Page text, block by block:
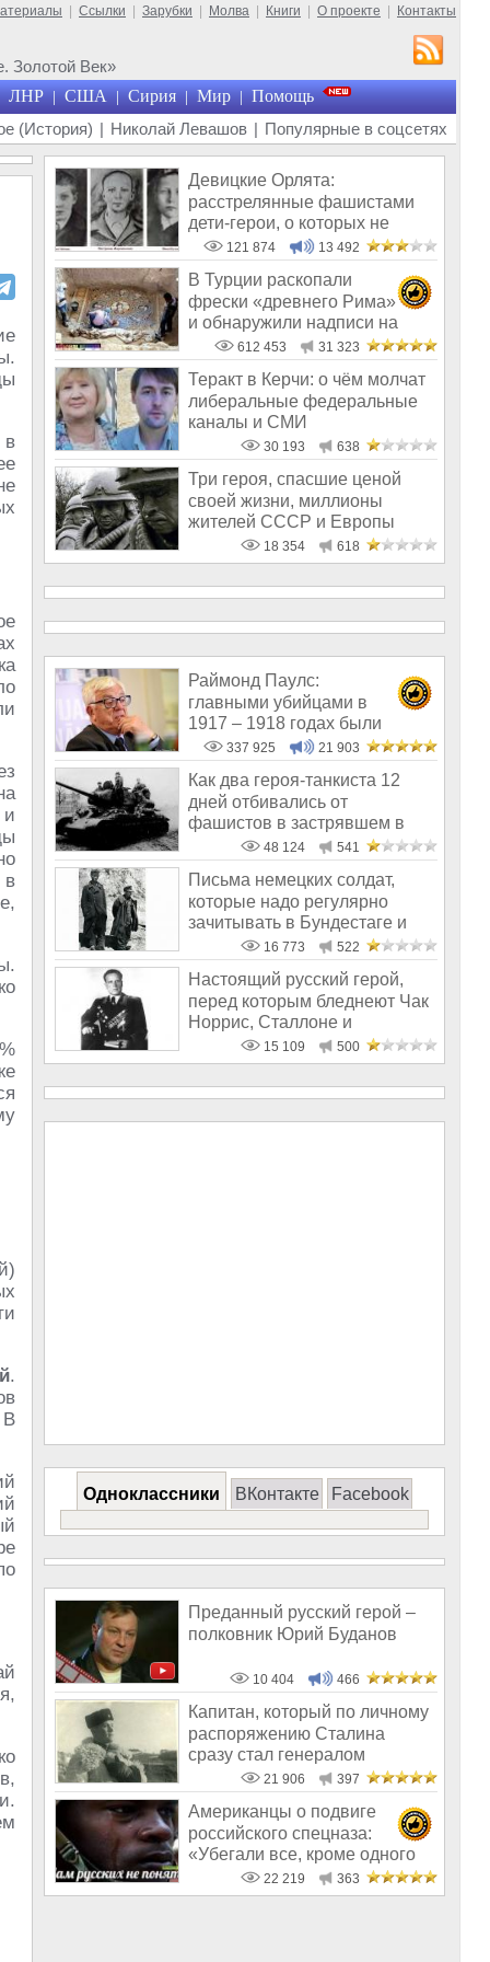
Ссылки Зарубки Молва Книги О проекте Контакты
Золотой Век»
ЛНР | США | Сирия | Мир | Помощь
(История) | Николай Левашов | Популярные в соцсетях
в
и
в
.
В
Девицкие Орлята:
расстрелянные фашистами
дети-герои, о которых не
рассказывают в шк
121 874 13 492
В Турции раскопали
фрески «древнего Рима»
и обнаружили надписи на
Русском!612 453 31 323
Теракт в Керчи: о чём молчат
либеральные федеральные
каналы и СМИ
30 193 638
Три героя, спасшие ценой
своей жизни, миллионы
жителей СССР и Европы
18 354 618
Раймонд Паулс:
главными убийцами в
1917 – 1918 годах были
латыши и евреи, а не русс
337 925 21 903
Как два героя-танкиста 12
дней отбивались от
фашистов в застрявшем в
болоте Т-3448 124 541
Письма немецких солдат,
которые надо регулярно
зачитывать в Бундестаге и
солдатам б16 773 522
Настоящий русский герой,
перед которым бледнеют Чак
Норрис, Сталлоне и
Шварценеггер
15 109 500
Одноклассники ВКонтакте Facebook
Преданный русский герой –
полковник Юрий Буданов
10 404 466
Капитан, который по личному
распоряжению Сталина
сразу стал генералом
21 906 397
Американцы о подвиге
российского спецназа:
«Убегали все, кроме одного
русского солд
22 219 363